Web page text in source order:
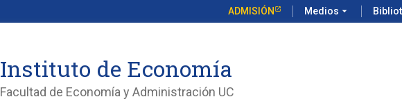
ADMISIÓN Medios arrow_drop_down
Instituto de Economía
Facultad de Economía y Administración UC